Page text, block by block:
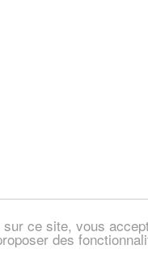
sur ce site, vous
des